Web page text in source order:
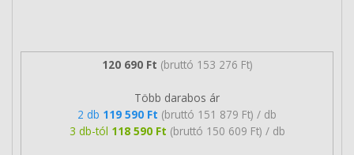
120 690 Ft (bruttó 153 276 Ft)
Több darabos ár
2 db 119 590 Ft (bruttó 151 879 Ft) / db
3 db-tól 118 590 Ft (bruttó 150 609 Ft) / db